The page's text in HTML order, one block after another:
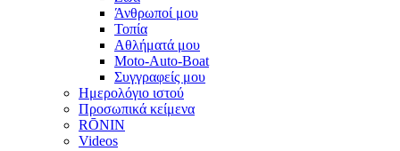
Άνθρωποί μου
Τοπία
Αθλήματά μου
Moto-Auto-Boat
Συγγραφείς μου
Ημερολόγιο ιστού
Προσωπικά κείμενα
RŌNIN
Videos